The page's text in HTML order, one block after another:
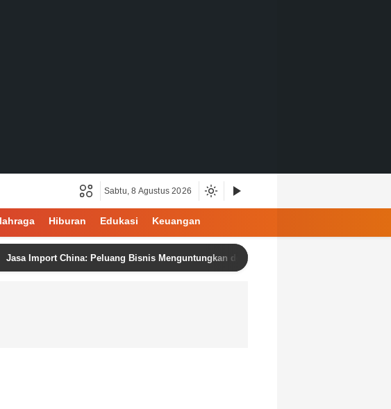
Sabtu, 8 Agustus 2026
Hiburan Edukasi Keuangan
Import China: Peluang Bisnis Menguntungkan dengan Produk Berkualitas dan Harga